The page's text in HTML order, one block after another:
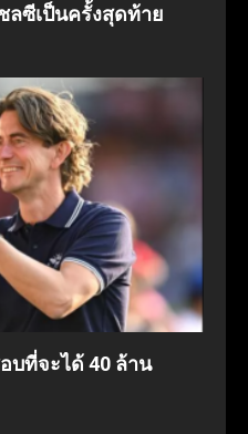
ลซีเป็นครั้งสุดท้าย
บที่จะได้ 40 ล้าน